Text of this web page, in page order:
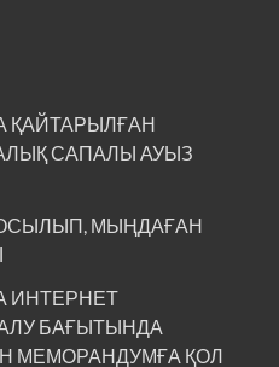
ҚАЙТАРЫЛҒАН
САПАЛЫ АУЫЗ
МЫҢДАҒАН
ИНТЕРНЕТ
БАҒЫТЫНДА
МЕМОРАНДУМҒА ҚОЛ